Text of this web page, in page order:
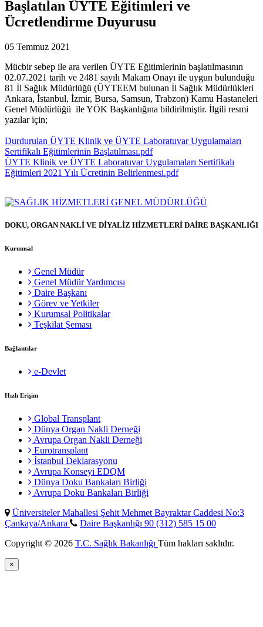
Başlatılan ÜYTE Eğitimleri ve
Ücretlendirme Duyurusu
05 Temmuz 2021
Mücbir sebep ile ara verilen ÜYTE Eğitimlerinin başlatılmasının
02.07.2021 tarih ve 2481 sayılı Makam Onayı ile uygun bulunduğu
81 İl Sağlık Müdürlüğü (ÜYTEEM bulunan İl Sağlık Müdürlükleri
Ankara, İstanbul, İzmir, Bursa, Samsun, Trabzon) Kamu Hastaneleri
Genel Müdürlüğü ile YÖK Başkanlığına bildirilmiştir. İlgili resmi
yazılar için;
Durdurulan ÜYTE Klinik ve ÜYTE Laboratuvar Uygulamaları
Sertifikalı Eğitimlerinin Başlatılması.pdf
ÜYTE Klinik ve ÜYTE Laboratuvar Uygulamaları Sertifikalı
Eğitimleri 2021 Yılı Ücretinin Belirlenmesi.pdf
DOKU, ORGAN NAKLİ VE DİYALİZ HİZMETLERİ DAİRE BAŞKANLIĞI
Kurumsal
Genel Müdür
Genel Müdür Yardımcısı
Daire Başkanı
Görev ve Yetkiler
Kurumsal Politikalar
Teşkilat Şeması
Bağlantılar
e-Devlet
Hızlı Erişim
Global Transplant
Dünya Organ Nakli Derneği
Avrupa Organ Nakli Derneği
Eurotransplant
İstanbul Deklarasyonu
Avrupa Konseyi EDQM
Dünya Doku Bankaları Birliği
Avrupa Doku Bankaları Birliği
Üniversiteler Mahallesi Şehit Mehmet Bayraktar Caddesi No:3
Çankaya/Ankara
Daire Başkanlığı 90 (312) 585 15 00
Copyright © 2026 T.C. Sağlık Bakanlığı Tüm hakları saklıdır.
×